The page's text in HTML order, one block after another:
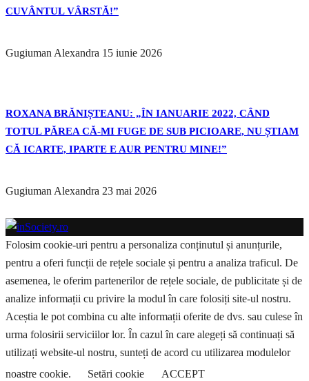
CUVÂNTUL VÂRSTĂ!”
Gugiuman Alexandra 15 iunie 2026
ROXANA BRĂNIȘTEANU: „ÎN IANUARIE 2022, CÂND
TOTUL PĂREA CĂ-MI FUGE DE SUB PICIOARE, NU ȘTIAM
CĂ ICARTE, IPARTE E AUR PENTRU MINE!”
Gugiuman Alexandra 23 mai 2026
Folosim cookie-uri pentru a personaliza conținutul și anunțurile,
pentru a oferi funcții de rețele sociale și pentru a analiza traficul. De
asemenea, le oferim partenerilor de rețele sociale, de publicitate și de
analize informații cu privire la modul în care folosiți site-ul nostru.
Aceștia le pot combina cu alte informații oferite de dvs. sau culese în
urma folosirii serviciilor lor. În cazul în care alegeți să continuați să
utilizați website-ul nostru, sunteți de acord cu utilizarea modulelor
noastre cookie.
Setări cookie ACCEPT